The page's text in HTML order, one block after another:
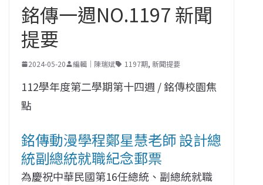
銘傳一週NO.1197 新聞
提要
2024-05-20 編輯｜陳瑞斌 1197期, 新聞提要
112學年度第二學期第十四週 / 銘傳校園焦
點
銘傳動漫學程鄭星慧老師 設計總
統副總統就職紀念郵票
為慶祝中華民國第16任總統、副總統就職